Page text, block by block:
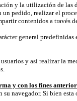
y la utilización de
pedido, realizar el
contenidos a través
general
y así realizar la
y con los fines
navegador. Si bien